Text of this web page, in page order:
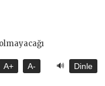
A+ A- 🔊 Dinle